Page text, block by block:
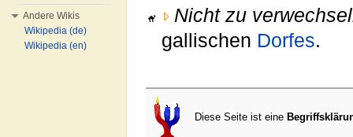
Nicht zu
gallischen Dorfes.
Diese Seite ist eine
Andere Wikis
Wikipedia (de)
Wikipedia (en)